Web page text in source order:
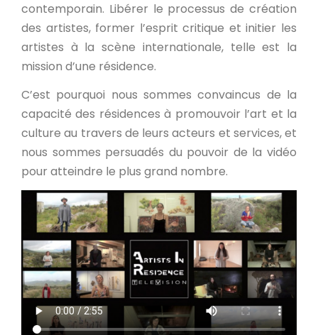
contemporain. Libérer le processus de création
des artistes, former l’esprit critique et initier les
artistes à la scène internationale, telle est la
mission d’une résidence.
C’est pourquoi nous sommes convaincus de la
capacité des résidences à promouvoir l’art et la
culture au travers de leurs acteurs et services, et
nous sommes persuadés du pouvoir de la vidéo
pour atteindre le plus grand nombre.